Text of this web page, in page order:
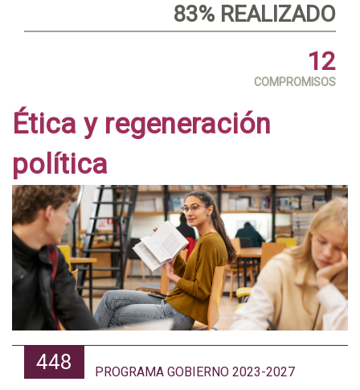
83% REALIZADO
12
COMPROMISOS
Ética y regeneración
política
448 PROGRAMA GOBIERNO 2023-2027